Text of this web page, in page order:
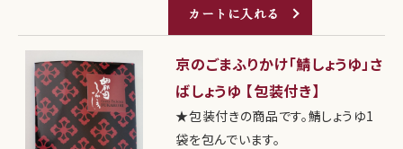
カートに入れる
京のごまふりかけ「鯖しょうゆ」さ
ばしょうゆ 【包装付き】
★包装付きの商品です。鯖しょうゆ1
袋を包んでいます。